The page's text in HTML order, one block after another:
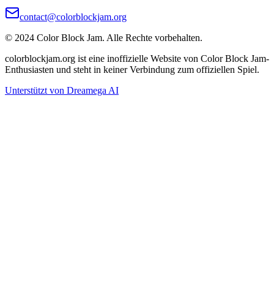
contact@colorblockjam.org
© 2024 Color Block Jam. Alle Rechte vorbehalten.
colorblockjam.org ist eine inoffizielle Website von Color Block Jam-
Enthusiasten und steht in keiner Verbindung zum offiziellen Spiel.
Unterstützt von Dreamega AI